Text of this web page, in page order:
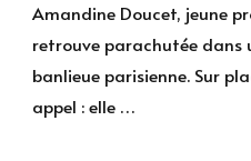
moi
non
plus
Amandine Doucet, jeune
retrouve parachutée dans
banlieue parisienne. Sur
appel : elle …